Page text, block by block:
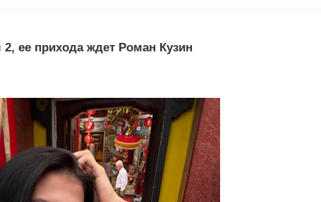
ее прихода ждет Роман Кузин